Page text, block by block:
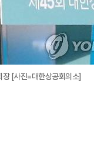
장 [사진=대한상공회의소]